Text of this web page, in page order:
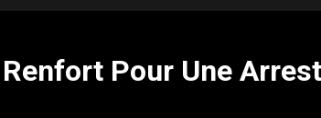
Pour Une